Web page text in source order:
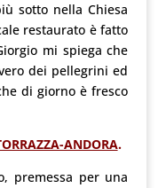
sotto nella Chiesa
restaurato è fatto
mi spiega che
dei pellegrini ed
di giorno è fresco
ANDORA.
premessa per una